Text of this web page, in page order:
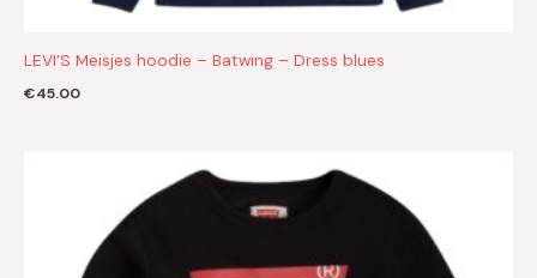
LEVI’S Meisjes hoodie – Batwing – Dress blues
€45.00